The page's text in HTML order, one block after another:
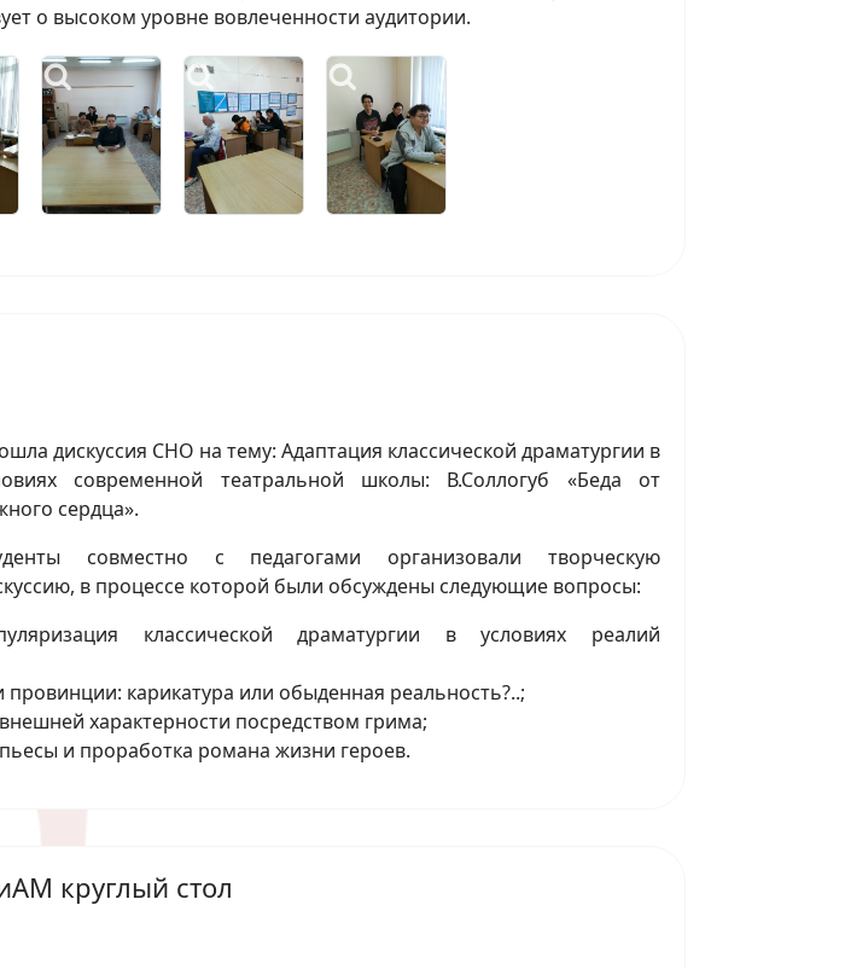
о высоком уровне вовлеченности аудитории.
дискуссия СНО на тему: Адаптация классической драматургии в
современной театральной школы: В.Соллогуб «Беда от
сердца».
совместно с педагогами организовали творческую
в процессе которой были обсуждены следующие вопросы:
классической драматургии в условиях реалий
карикатура или обыденная реальность?..;
характерности посредством грима;
и проработка романа жизни героев.
круглый стол